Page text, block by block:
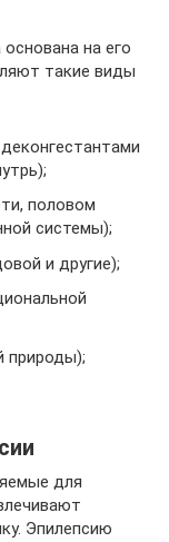
на его
такие виды
половом
системы);
и другие);
природы);
для
Эпилепсию